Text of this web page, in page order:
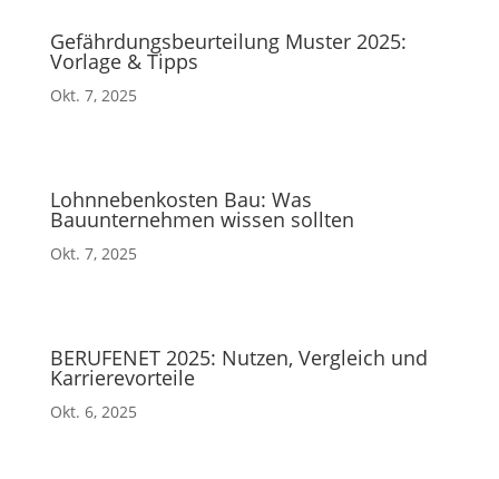
Gefährdungsbeurteilung Muster 2025:
Vorlage & Tipps
Okt. 7, 2025
Lohnnebenkosten Bau: Was
Bauunternehmen wissen sollten
Okt. 7, 2025
BERUFENET 2025: Nutzen, Vergleich und
Karrierevorteile
Okt. 6, 2025